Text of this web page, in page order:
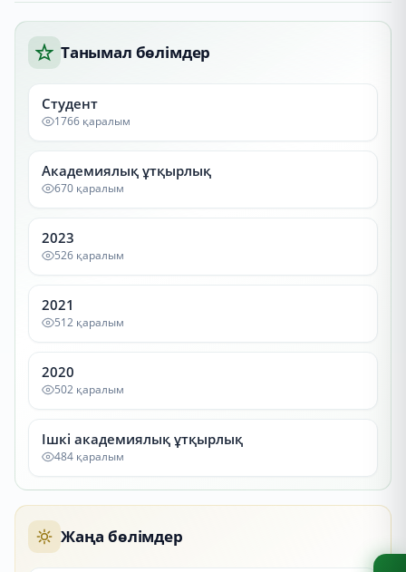
Танымал бөлімдер
Студент
1766 қаралым
Академиялық ұтқырлық
670 қаралым
2023
526 қаралым
2021
512 қаралым
2020
502 қаралым
Ішкі академиялық ұтқырлық
484 қаралым
Жаңа бөлімдер